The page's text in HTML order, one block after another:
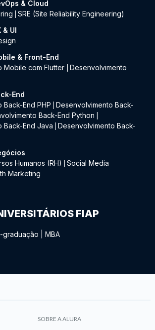
& Cloud
SRE (Site Reliability Engineering)
& UI
& Front-End
Mobile com Flutter
Desenvolvimento
End
End PHP
Desenvolvimento Back-
Back-End Python
Back-End Java
Desenvolvimento Back-
Humanos (RH)
Social Media
Marketing
FIAP
graduação MBA
SOBRE A ALURA